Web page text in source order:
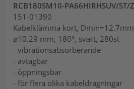
RCB180SM10-PA66HIRHSUV/ST/
151-01390
Kabelklämma kort,
⌀10.29 mm, 180°, svart, 280st
- vibrationsabsorberande
- avtagbar
- öppningsbar
- för flera olika kabeldragningar